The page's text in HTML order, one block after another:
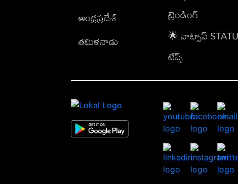
ఆంధ్రప్రదేశ్
తమిళనాడు
ట్రెండింగ్
🌟 వాట్సాప్
టిప్స్